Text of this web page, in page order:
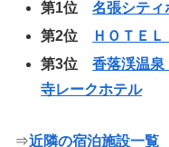
第1位名張シティ
第2位
ＨＯＴＥ
第3位香落渓温
寺レークホテル
⇒近隣の宿泊施設一覧